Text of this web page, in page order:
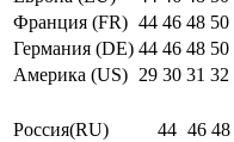
Франция (FR) 44 46 48 50
Германия (DE) 44 46 48 50
Америка (US) 29 30 31 32
Россия(RU)
44 46 48